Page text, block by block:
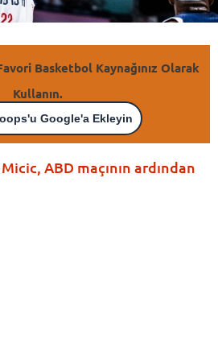
Basketbol Kaynağınız Olarak
Kullanın.
Google'a Ekleyin
ABD maçının ardından